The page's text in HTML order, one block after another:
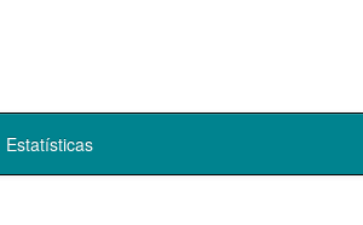
Estatísticas